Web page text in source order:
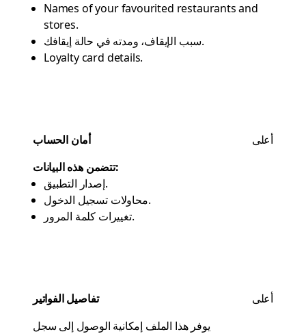
Names of your favourited restaurants and
stores.
سبب الإيقاف، ومدته في حالة إيقافك.
Loyalty card details.
أمان الحساب
أعلى
تتضمن هذه البيانات:
إصدار التطبيق.
محاولات تسجيل الدخول.
تغييرات كلمة المرور.
تفاصيل الفواتير
أعلى
يوفر هذا الملف إمكانية الوصول إلى سجل